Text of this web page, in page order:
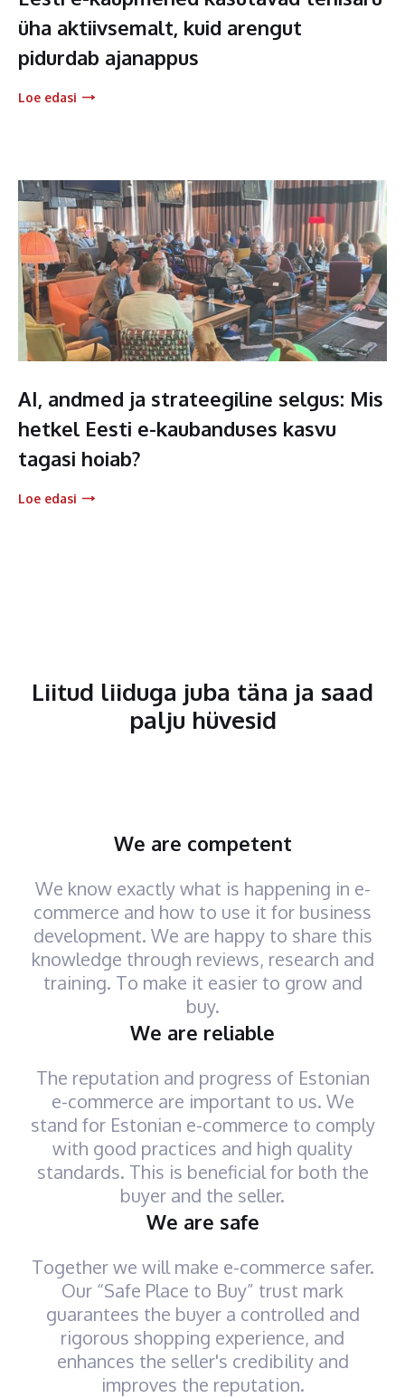
üha aktiivsemalt, kuid arengut
pidurdab ajanappus
Loe edasi
AI, andmed ja strateegiline selgus: Mis
hetkel Eesti e-kaubanduses kasvu
tagasi hoiab?
Loe edasi
Liitud liiduga juba täna ja saad
palju hüvesid
We are competent
We know exactly what is happening in e-
commerce and how to use it for business
development. We are happy to share this
knowledge through reviews, research and
training. To make it easier to grow and
buy.
We are reliable
The reputation and progress of Estonian
e-commerce are important to us. We
stand for Estonian e-commerce to comply
with good practices and high quality
standards. This is beneficial for both the
buyer and the seller.
We are safe
Together we will make e-commerce safer.
Our “Safe Place to Buy” trust mark
guarantees the buyer a controlled and
rigorous shopping experience, and
enhances the seller's credibility and
improves the reputation.